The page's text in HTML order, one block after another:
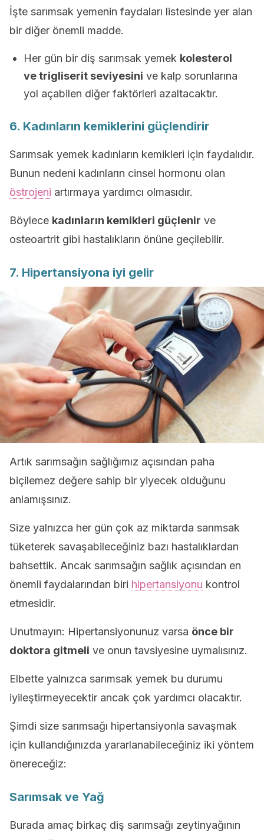
İşte sarımsak yemenin faydaları listesinde yer alan
bir diğer önemli madde.
Her gün bir diş sarımsak yemek kolesterol
ve trigliserit seviyesini ve kalp sorunlarına
yol açabilen diğer faktörleri azaltacaktır.
6. Kadınların kemiklerini güçlendirir
Sarımsak yemek kadınların kemikleri için faydalıdır.
Bunun nedeni kadınların cinsel hormonu olan
östrojeni artırmaya yardımcı olmasıdır.
Böylece kadınların kemikleri güçlenir ve
osteoartrit gibi hastalıkların önüne geçilebilir.
7. Hipertansiyona iyi gelir
Artık sarımsağın sağlığımız açısından paha
biçilemez değere sahip bir yiyecek olduğunu
anlamışsınız.
Size yalnızca her gün çok az miktarda sarımsak
tüketerek savaşabileceğiniz bazı hastalıklardan
bahsettik. Ancak sarımsağın sağlık açısından en
önemli faydalarından biri hipertansiyonu kontrol
etmesidir.
Unutmayın: Hipertansiyonunuz varsa önce bir
doktora gitmeli ve onun tavsiyesine uymalısınız.
Elbette yalnızca sarımsak yemek bu durumu
iyileştirmeyecektir ancak çok yardımcı olacaktır.
Şimdi size sarımsağı hipertansiyonla savaşmak
için kullandığınızda yararlanabileceğiniz iki yöntem
önereceğiz:
Sarımsak ve Yağ
Burada amaç birkaç diş sarımsağı zeytinyağının